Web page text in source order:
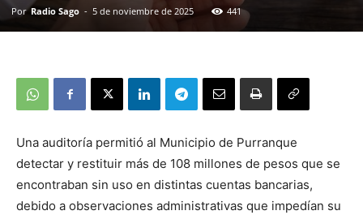
Por Radio Sago - 5 de noviembre de 2025 441
Una auditoría permitió al Municipio de Purranque
detectar y restituir más de 108 millones de pesos que se
encontraban sin uso en distintas cuentas bancarias,
debido a observaciones administrativas que impedían su